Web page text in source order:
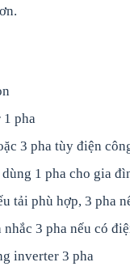
pha
3 pha tùy điện
1 pha cho gia
tải phù hợp, 3 pha
nhắc 3 pha nếu có
inverter 3 pha